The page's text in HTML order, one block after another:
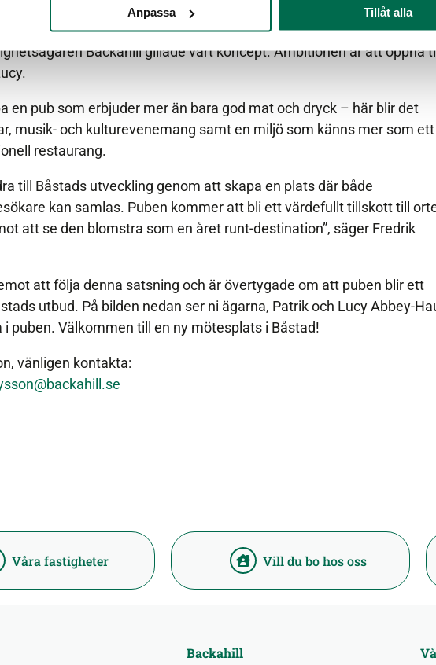
Anpassa Tillåt alla
utbud för att vara en relativt liten ort, men vi har saknat en pub. Vi har
senaste tre åren men inget har materialiserats. Nu blev en lokal
Backahill gillade vårt koncept. Ambitionen är att öppna
en pub som erbjuder mer än bara god mat och dryck – här blir det
musik- och kulturevenemang samt en miljö som känns mer som ett
restaurang.
till Båstads utveckling genom att skapa en plats där både
kan samlas. Puben kommer att bli ett värdefullt tillskott till
att se den blomstra som en året runt-destination”, säger Fredrik
att följa denna satsning och är övertygade om att puben blir ett
utbud. På bilden nedan ser ni ägarna, Patrik och Lucy Abbey-
puben. Välkommen till en ny mötesplats i Båstad!
vänligen kontakta:
Våra fastigheter Vill du bo hos oss
Backahill